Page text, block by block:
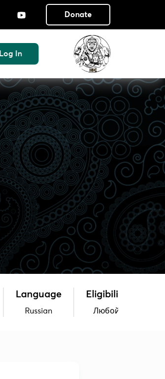
Donate
Log In
Language
Russian
Eligibility
Любой